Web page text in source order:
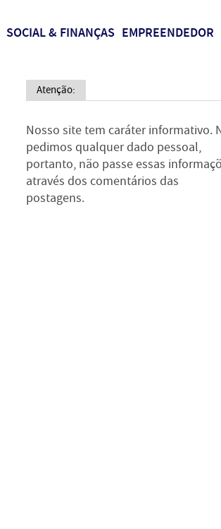
SOCIAL & FINANÇAS EMPREENDEDOR
Atenção:
Nosso site tem caráter informativo.
pedimos qualquer dado pessoal,
portanto, não passe essas
através dos comentários das
postagens.